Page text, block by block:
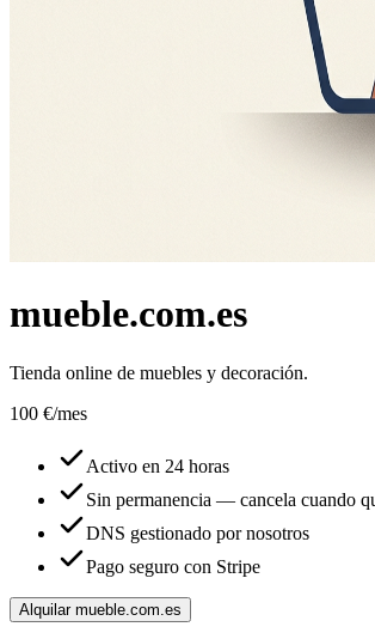
mueble.com.es
Tienda online de muebles y decoración.
100 €/mes
Activo en 24 horas
Sin permanencia — cancela cuando
DNS gestionado por nosotros
Pago seguro con Stripe
Alquilar mueble.com.es